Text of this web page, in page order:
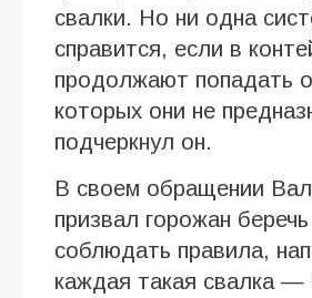
свалки. Но ни одна
справится, если в
продолжают попадать
которых они не
подчеркнул он.
В своем обращении
призвал горожан
соблюдать правила,
каждая такая свалка —